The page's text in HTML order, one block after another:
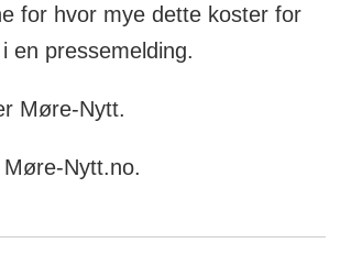
for hvor mye dette koster for
en pressemelding.
Møre-Nytt.
Nytt.no.